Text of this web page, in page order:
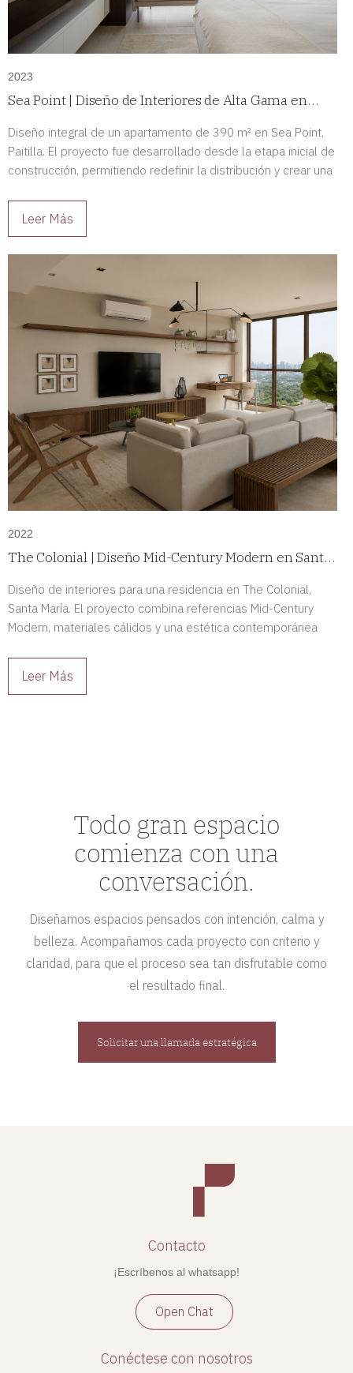
2023
Sea Point | Diseño de Interiores de Alta Gama en
Diseño integral de un apartamento de 390 m² en Sea Point,
Paitilla. El proyecto fue desarrollado desde la etapa inicial de
construcción, permitiendo redefinir la distribución y crear una
Leer Más
2022
The Colonial | Diseño Mid-Century Modern en Santa
Diseño de interiores para una residencia en The Colonial,
Santa María. El proyecto combina referencias Mid-Century
Modern, materiales cálidos y una estética contemporánea
Leer Más
Todo gran espacio
comienza con una
conversación.
Diseñamos espacios pensados con intención, calma y
belleza. Acompañamos cada proyecto con criterio y
claridad, para que el proceso sea tan disfrutable como
el resultado final.
Solicitar una llamada estratégica
Contacto
¡Escríbenos al whatsapp!
Open Chat
Conéctese con nosotros